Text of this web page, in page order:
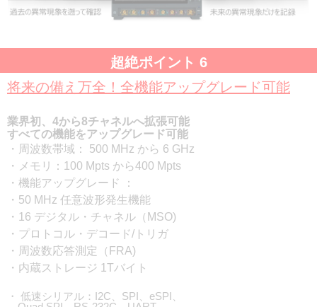
超絶ポイント 6
将来の備え万全！全機能アップグレード可能
業界初、4から8チャネルへ拡張可能
すべての機能をアップグレード可能
・周波数帯域： 500 MHz から 6 GHz
・メモリ：100 Mpts から400 Mpts
・機能アップグレード ：
・50 MHz 任意波形発生機能
・16 デジタル・チャネル（MSO)
・プロトコル・デコード/トリガ
・周波数応答測定（FRA)
・内蔵ストレージ 1Tバイト
・ 低速シリアル：I2C、SPI、eSPI、